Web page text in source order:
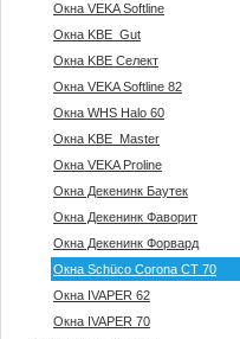
Окна VEKA Softline
Окна KBE_Gut
Окна KBE Селект
Окна VEKA Softline 82
Окна WHS Halo 60
Окна KBE_Master
Окна VEKA Proline
Окна Декенинк Баутек
Окна Декенинк Фаворит
Окна Декенинк Форвард
Окна Sсhüco Corona CT 70
Окна IVAPER 62
Окна IVAPER 70